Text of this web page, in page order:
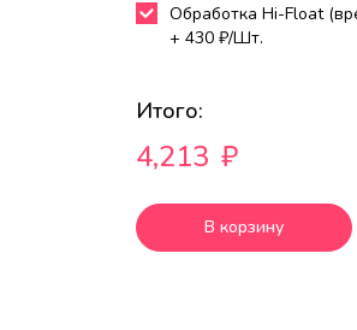
Обработка Hi-Float
+ 430 ₽/Шт.
Итого:
4,213 ₽
В корзину